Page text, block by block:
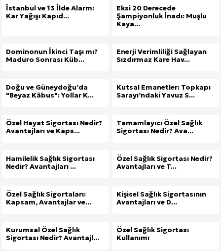
İstanbul ve 13 İlde Alarm:
Kar Yağışı Kapıd...
Eksi 20 Derecede
Şampiyonluk İnadı: Muşlu
Kaya...
Dominonun İkinci Taşı mı?
Maduro Sonrası Küb...
Enerji Verimliliği Sağlayan
Sızdırmaz Kare Hav...
Doğu ve Güneydoğu’da
"Beyaz Kâbus": Yollar K...
Kutsal Emanetler: Topkapı
Sarayı’ndaki Yavuz S...
Özel Hayat Sigortası Nedir?
Avantajları ve Kaps...
Tamamlayıcı Özel Sağlık
Sigortası Nedir? Ava...
Hamilelik Sağlık Sigortası
Nedir? Avantajları ...
Özel Sağlık Sigortası Nedir?
Avantajları ve T...
Özel Sağlık Sigortaları:
Kapsam, Avantajlar ve...
Kişisel Sağlık Sigortasının
Avantajları ve D...
Kurumsal Özel Sağlık
Sigortası Nedir? Avantajl...
Özel Sağlık Sigortası
Kullanımı